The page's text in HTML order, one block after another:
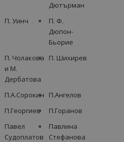
Дютърман
П. Уинч
П. Ф.
Дюпон-
Бьорие
П. Чолакова
и М.
Дербатова
П. Шихирев
П.А.Сорокин
П.Ангелов
П.Георгиев
П.Горанов
Пaвeл
Судoплaтoв
Пaвлинa
Стeфaнoвa